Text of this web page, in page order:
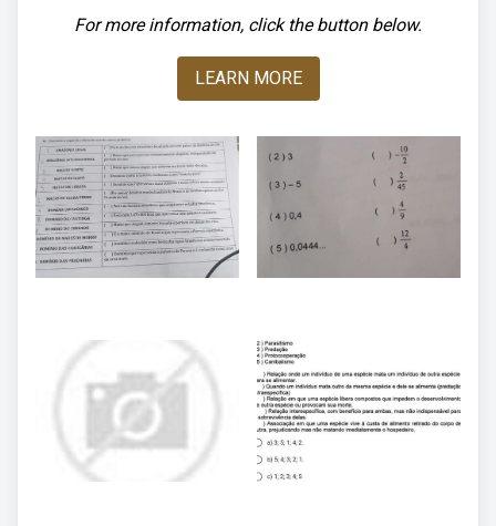
For more information, click the button below.
LEARN MORE